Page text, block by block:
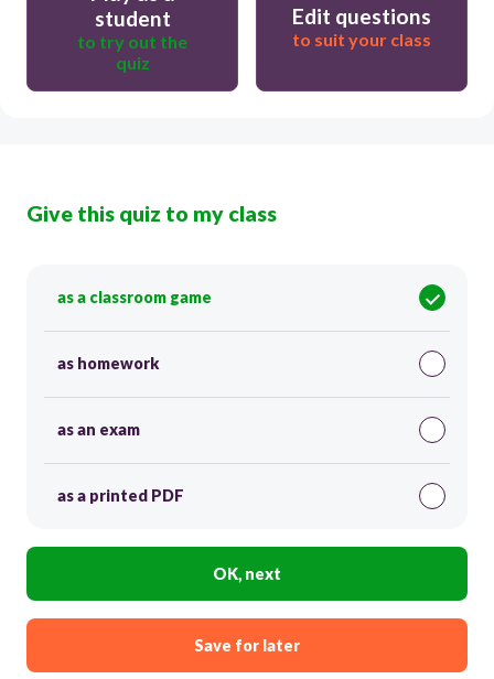
student
to try out the
quiz
Edit questions
to suit your class
Give this quiz to my class
as a classroom game
as homework
as an exam
as a printed PDF
OK, next
Save for later